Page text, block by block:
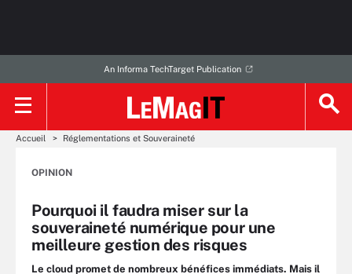
An Informa TechTarget Publication
Accueil Réglementations et Souveraineté
OPINION
Pourquoi il faudra miser sur la
souveraineté numérique pour une
meilleure gestion des risques
Le cloud promet de nombreux bénéfices immédiats. Mais il